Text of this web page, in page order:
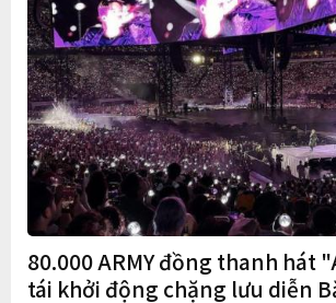
80.000 ARMY đồng thanh hát
tái khởi động chặng lưu diễn